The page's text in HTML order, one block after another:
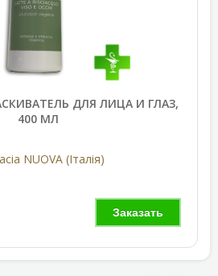
ДЛЯ ЛИЦА И ГЛАЗ,
400 МЛ
NUOVA (Італія)
Заказать